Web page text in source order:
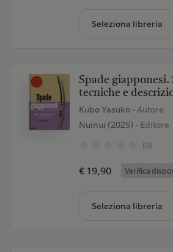
Seleziona libreria
Spade
tecniche e
Kubo Yasuko - Autore
Nuinui (2025)- Editore
(0)
€ 19,90 Verifica
Seleziona libreria